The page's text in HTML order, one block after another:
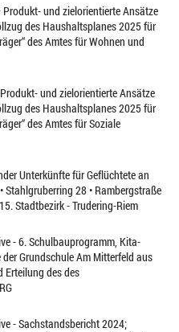
und zielorientierte Ansätze
des Haushaltsplanes 2025 für
des Amtes für Wohnen und
und zielorientierte Ansätze
des Haushaltsplanes 2025 für
des Amtes für Soziale
Unterkünfte für Geflüchtete an
Stahlgruberring 28 • Rambergstraße
Stadtbezirk - Trudering-Riem
- 6. Schulbauprogramm, Kita-
Grundschule Am Mitterfeld aus
Erteilung des des
- Sachstandsbericht 2024;